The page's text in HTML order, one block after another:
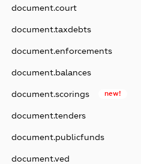
document.court
document.taxdebts
document.enforcements
document.balances
document.scorings new!
document.tenders
document.publicfunds
document.ved